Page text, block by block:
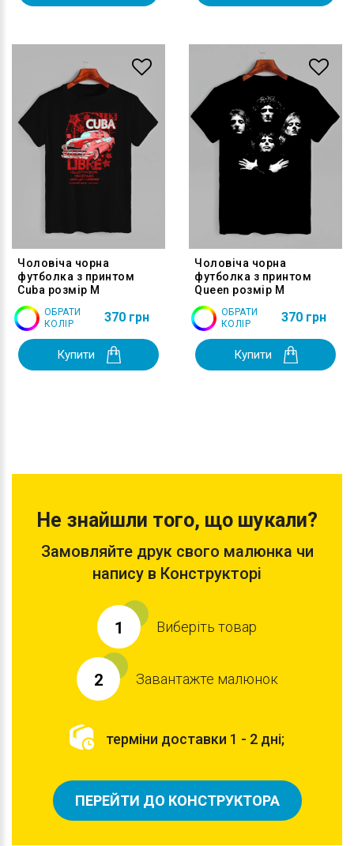
Чоловіча чорна
футболка з принтом
Cuba розмір M
ОБРАТИ
КОЛІР
370 грн
Купити
Чоловіча чорна
футболка з принтом
Queen розмір M
ОБРАТИ
КОЛІР
370 грн
Купити
Не знайшли того, що шукали?
Замовляйте друк свого малюнка чи
напису в Конструкторі
1 Виберіть товар
2 Завантажте малюнок
терміни доставки 1 - 2 дні;
ПЕРЕЙТИ ДО КОНСТРУКТОРА